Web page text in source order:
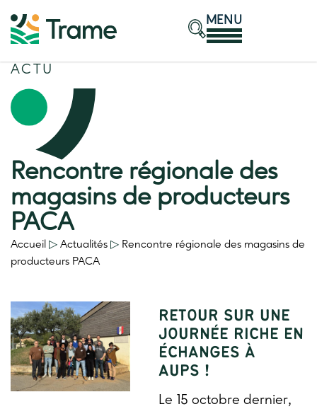
MENU
ACTU
Rencontre régionale des
magasins de producteurs
PACA
Accueil ▷ Actualités ▷ Rencontre régionale des magasins de
producteurs PACA
RETOUR SUR UNE
JOURNÉE RICHE EN
ÉCHANGES À
AUPS !
Le 15 octobre dernier,